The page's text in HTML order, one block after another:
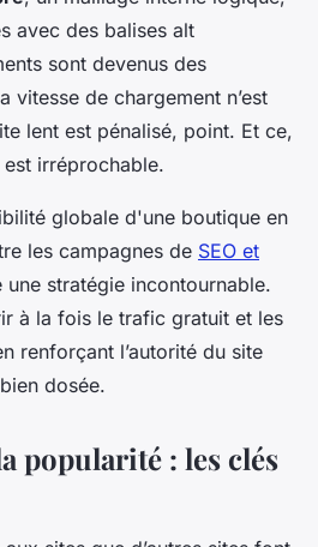
avec des balises alt
sont devenus des
vitesse de chargement n’est
lent est pénalisé, point. Et ce,
irréprochable.
globale d'une boutique en
les campagnes de SEO et
stratégie incontournable.
à la fois le trafic gratuit et les
renforçant l’autorité du site
dosée.
popularité : les clés